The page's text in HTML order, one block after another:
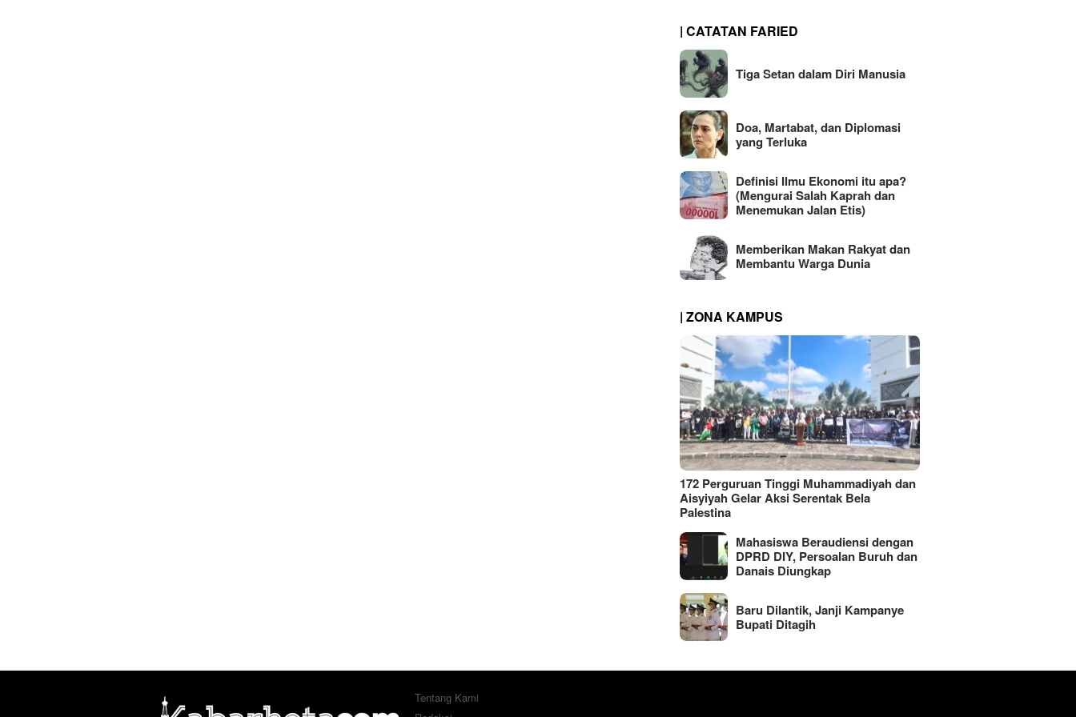
| CATATAN FARIED
Tiga Setan dalam Diri Manusia
Doa, Martabat, dan Diplomasi
yang Terluka
Definisi Ilmu Ekonomi itu apa?
(Mengurai Salah Kaprah dan
Menemukan Jalan Etis)
Memberikan Makan Rakyat dan
Membantu Warga Dunia
| ZONA KAMPUS
172 Perguruan Tinggi Muhammadiyah dan
Aisyiyah Gelar Aksi Serentak Bela
Palestina
Mahasiswa Beraudiensi dengan
DPRD DIY, Persoalan Buruh dan
Danais Diungkap
Baru Dilantik, Janji Kampanye
Bupati Ditagih
Tentang Kami